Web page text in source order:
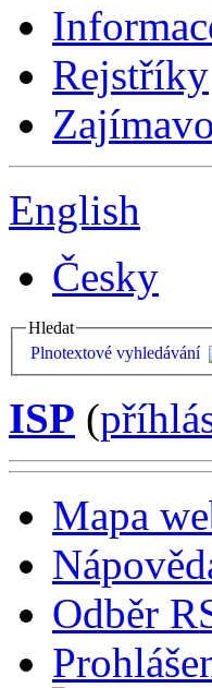
Rejstříky
English
Česky
Hledat
Plnotextové vyhledávání
ISP (
Mapa
Odběr